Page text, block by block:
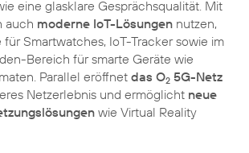
eine glasklare Gesprächsqualität. Mit
auch moderne IoT-Lösungen nutzen,
für Smartwatches, IoT-Tracker sowie im
Bereich für smarte Geräte wie
Parallel eröffnet das O2 5G-Netz
Netzerlebnis und ermöglicht neue
wie Virtual Reality